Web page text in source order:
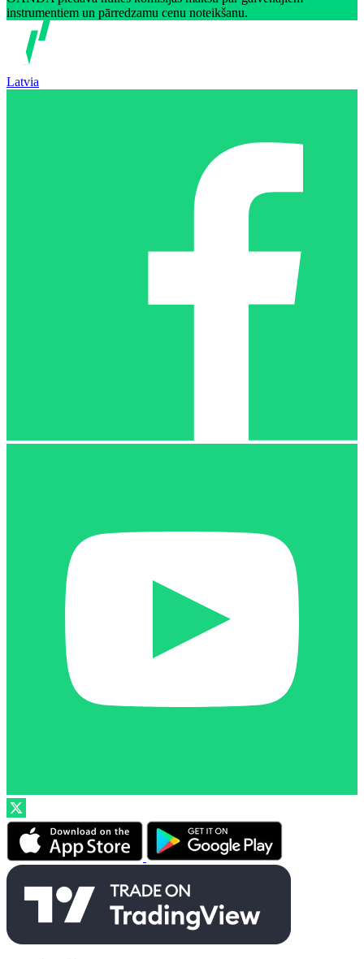
instrumentiem un pārredzamu cenu noteikšanu.
Latvia